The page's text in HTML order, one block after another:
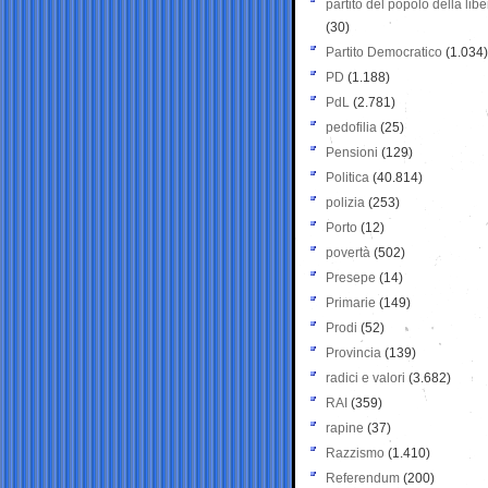
partito del popolo della
(30)
Partito Democratico (1.034)
PD (1.188)
PdL (2.781)
pedofilia (25)
Pensioni (129)
Politica (40.814)
polizia (253)
Porto (12)
povertà (502)
Presepe (14)
Primarie (149)
Prodi (52)
Provincia (139)
radici e valori (3.682)
RAI (359)
rapine (37)
Razzismo (1.410)
Referendum (200)